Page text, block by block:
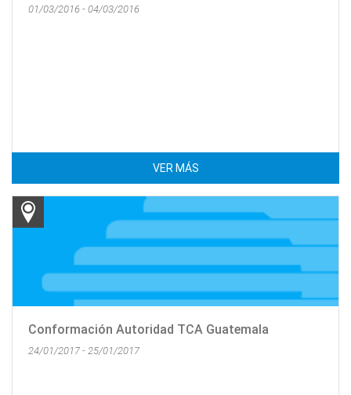
01/03/2016 - 04/03/2016
VER MÁS
Conformación Autoridad TCA Guatemala
24/01/2017 - 25/01/2017